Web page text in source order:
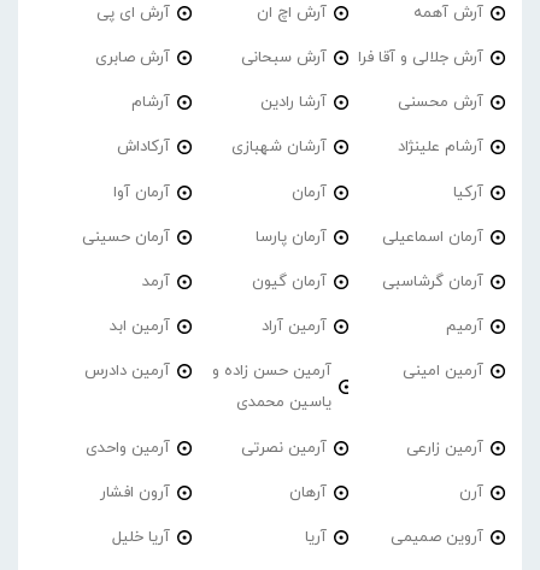
آرش آهمه آرش اچ ان آرش ای پی
آرش جلالی و آقا فرا آرش سبحانی آرش صابری
آرش محسنی آرشا رادین آرشام
آرشام علینژاد آرشان شهبازی آرکاداش
آرکیا آرمان آرمان آوا
آرمان اسماعیلی آرمان پارسا آرمان حسینی
آرمان گرشاسبی آرمان گیون آرمد
آرمیم آرمین آراد آرمین ابد
آرمین امینی
آرمین حسن زاده و
یاسین محمدی
آرمین دادرس
آرمین زارعی آرمین نصرتی آرمین واحدی
آرن آرهان آرون افشار
آروین صمیمی آریا آریا خلیل